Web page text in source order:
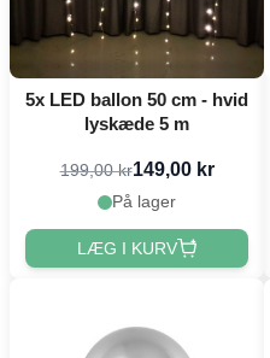
5x LED ballon 50 cm - hvid
lyskæde 5 m
199,00 kr149,00 kr
På lager
LÆG I KURV